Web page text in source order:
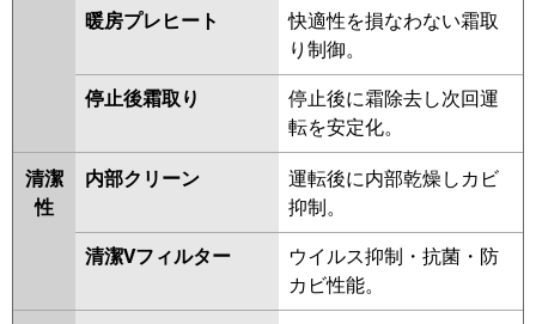
HRMP160KLV PCZX-ERMP160HW
PCZX-ERMP160KW
ERMP160KLW PCZX-ERMP160HV
PCZX-ERMP160KV PCZX-
ERMP160KLV PCZX-ERMP160KR
PCZX-ERMP160KLR
日立 RPC-GP160RHNP4
GP160RSHP9 RPC-GP160RHNP3
RPC-GP160RSHP8 RPC-
GP160RHNP2 RPC-GP160RSHP7
暖房プレヒート
快適性を損なわない霜取
り制御。
停止後霜取り
停止後に霜除去し次回運
転を安定化。
清潔
性
内部クリーン
運転後に内部乾燥しカビ
抑制。
清潔Vフィルター
ウイルス抑制・抗菌・防
カビ性能。